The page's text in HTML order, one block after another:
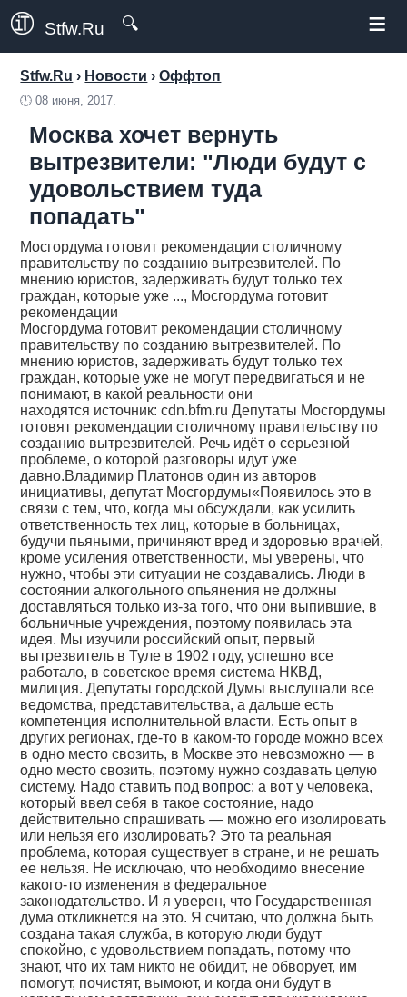
Stfw.Ru 🔍 ≡
Stfw.Ru › Новости ›Оффтоп
🕛08 июня, 2017.
Москва хочет вернуть
вытрезвители: "Люди будут с
удовольствием туда
попадать"
Мосгордума готовит рекомендации столичному
правительству по созданию вытрезвителей. По
мнению юристов, задерживать будут только тех
граждан, которые уже ..., Мосгордума готовит
рекомендации
Мосгордума готовит рекомендации столичному
правительству по созданию вытрезвителей. По
мнению юристов, задерживать будут только тех
граждан, которые уже не могут передвигаться и не
понимают, в какой реальности они
находятся источник: cdn.bfm.ru Депутаты Мосгордумы
готовят рекомендации столичному правительству по
созданию вытрезвителей. Речь идёт о серьезной
проблеме, о которой разговоры идут уже
давно.Владимир Платонов один из авторов
инициативы, депутат Мосгордумы«Появилось это в
связи с тем, что, когда мы обсуждали, как усилить
ответственность тех лиц, которые в больницах,
будучи пьяными, причиняют вред и здоровью врачей,
кроме усиления ответственности, мы уверены, что
нужно, чтобы эти ситуации не создавались. Люди в
состоянии алкогольного опьянения не должны
доставляться только из-за того, что они выпившие, в
больничные учреждения, поэтому появилась эта
идея. Мы изучили российский опыт, первый
вытрезвитель в Туле в 1902 году, успешно все
работало, в советское время система НКВД,
милиция. Депутаты городской Думы выслушали все
ведомства, представительства, а дальше есть
компетенция исполнительной власти. Есть опыт в
других регионах, где-то в каком-то городе можно всех
в одно место свозить, в Москве это невозможно — в
одно место свозить, поэтому нужно создавать целую
систему. Надо ставить под вопрос: а вот у человека,
который ввел себя в такое состояние, надо
действительно спрашивать — можно его изолировать
или нельзя его изолировать? Это та реальная
проблема, которая существует в стране, и не решать
ее нельзя. Не исключаю, что необходимо внесение
какого-то изменения в федеральное
законодательство. И я уверен, что Государственная
дума откликнется на это. Я считаю, что должна быть
создана такая служба, в которую люди будут
спокойно, с удовольствием попадать, потому что
знают, что их там никто не обидит, не обворует, им
помогут, почистят, вымоют, и когда они будут в